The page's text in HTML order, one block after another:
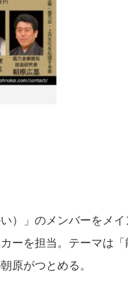
）」のメンバーをメ
ーを担当。テーマ
原がつとめる。